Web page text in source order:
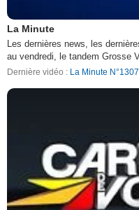
La Minute
Les dernières news, les
au vendredi, le tandem Grosse
Dernière vidéo : La Minute